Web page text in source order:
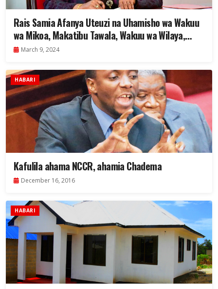
Rais Samia Afanya Uteuzi na Uhamisho wa Wakuu
wa Mikoa, Makatibu Tawala, Wakuu wa Wilaya,
Wakurugenzi na Mkurugenzi wa UDART
March 9, 2024
HABARI
Kafulila ahama NCCR, ahamia Chadema
December 16, 2016
HABARI